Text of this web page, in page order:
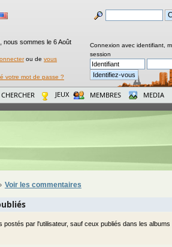
nous sommes le 6 Août
ou de vous
votre mot de passe ?
Connexion avec identifiant,
session
CHERCHER JEUX MEMBRES MEDIA
Voir les commentaires
postés par l'utilisateur, sauf ceux publiés dans les